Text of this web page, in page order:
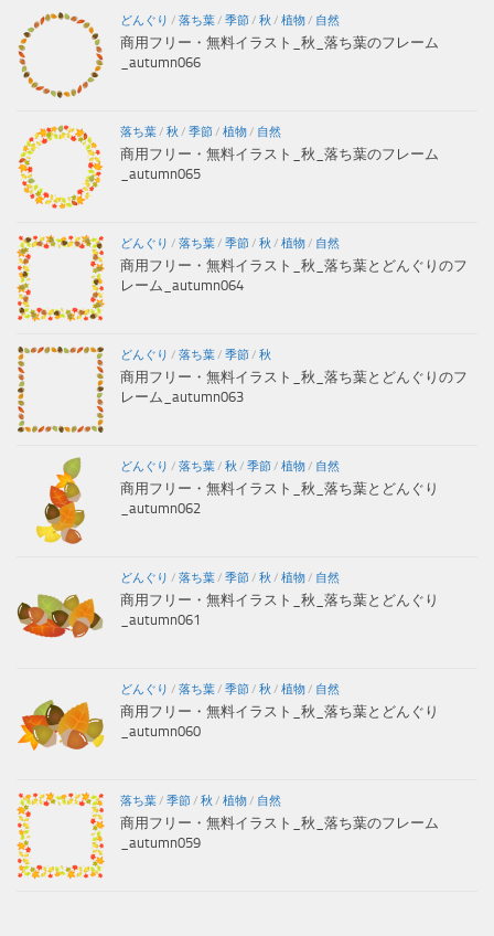
どんぐり / 落ち葉/ 季節/ 秋 / 植物/ 自然
商用フリー・無料イラスト_秋_落ち葉のフレーム
_autumn066
落ち葉/ 秋 / 季節/ 植物/ 自然
商用フリー・無料イラスト_秋_落ち葉のフレーム
_autumn065
どんぐり / 落ち葉/ 季節/ 秋 / 植物/ 自然
商用フリー・無料イラスト_秋_落ち葉とどんぐりのフ
レーム_autumn064
どんぐり / 落ち葉/ 季節/ 秋
商用フリー・無料イラスト_秋_落ち葉とどんぐりのフ
レーム_autumn063
どんぐり / 落ち葉/ 秋 / 季節/ 植物/ 自然
商用フリー・無料イラスト_秋_落ち葉とどんぐり
_autumn062
どんぐり / 落ち葉/ 季節/ 秋 / 植物/ 自然
商用フリー・無料イラスト_秋_落ち葉とどんぐり
_autumn061
どんぐり / 落ち葉/ 季節/ 秋 / 植物/ 自然
商用フリー・無料イラスト_秋_落ち葉とどんぐり
_autumn060
落ち葉/ 季節/ 秋 / 植物/ 自然
商用フリー・無料イラスト_秋_落ち葉のフレーム
_autumn059